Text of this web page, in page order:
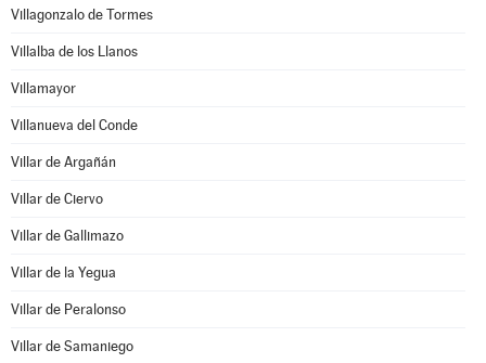
Villagonzalo de Tormes
Villalba de los Llanos
Villamayor
Villanueva del Conde
Villar de Argañán
Villar de Ciervo
Villar de Gallimazo
Villar de la Yegua
Villar de Peralonso
Villar de Samaniego